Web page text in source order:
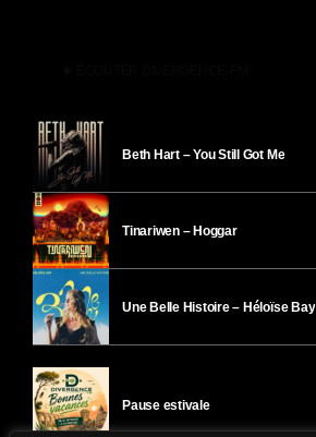
Beth Hart – You Still Got Me
Tinariwen – Hoggar
Une Belle Histoire – Héloïse Bay
Pause estivale